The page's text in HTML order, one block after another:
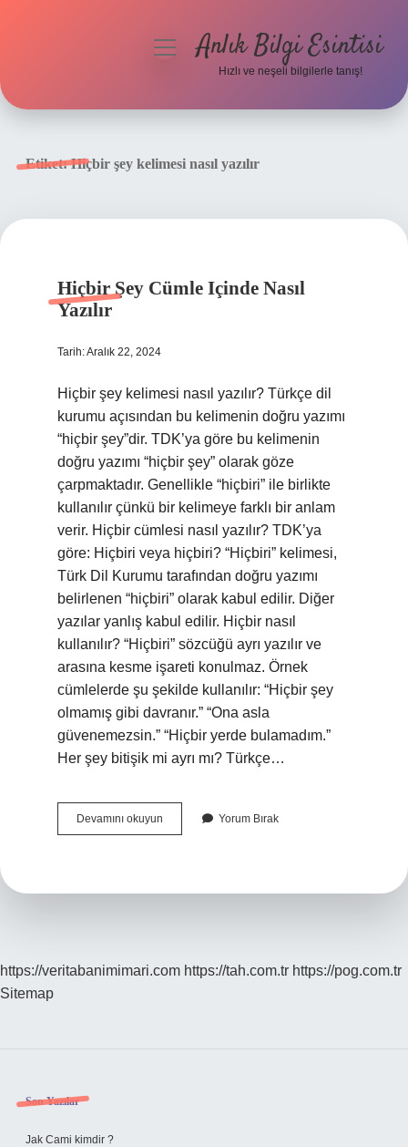
menüyüAnlık Bilgi Esintisi
Hızlı ve neşeli bilgilerle tanış!
Etiket:Hiçbir şey kelimesi nasıl yazılır
Hiçbir Şey Cümle Içinde Nasıl
Yazılır
Tarih: Aralık 22, 2024
Hiçbir şey kelimesi nasıl yazılır? Türkçe dil
kurumu açısından bu kelimenin doğru yazımı
“hiçbir şey”dir. TDK’ya göre bu kelimenin
doğru yazımı “hiçbir şey” olarak göze
çarpmaktadır. Genellikle “hiçbiri” ile birlikte
kullanılır çünkü bir kelimeye farklı bir anlam
verir. Hiçbir cümlesi nasıl yazılır? TDK’ya
göre: Hiçbiri veya hiçbiri? “Hiçbiri” kelimesi,
Türk Dil Kurumu tarafından doğru yazımı
belirlenen “hiçbiri” olarak kabul edilir. Diğer
yazılar yanlış kabul edilir. Hiçbir nasıl
kullanılır? “Hiçbiri” sözcüğü ayrı yazılır ve
arasına kesme işareti konulmaz. Örnek
cümlelerde şu şekilde kullanılır: “Hiçbir şey
olmamış gibi davranır.” “Ona asla
güvenemezsin.” “Hiçbir yerde bulamadım.”
Her şey bitişik mi ayrı mı? Türkçe…
Devamını okuyun
Şey
Yorum Bırak
https://veritabanimimari.com https://tah.com.tr https://pog.com.tr
Sitemap
Sidebar
Son Yazılar
Jak Cami kimdir ?